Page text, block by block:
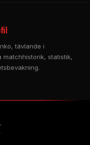
tävlande i
matchhistorik, statistik,